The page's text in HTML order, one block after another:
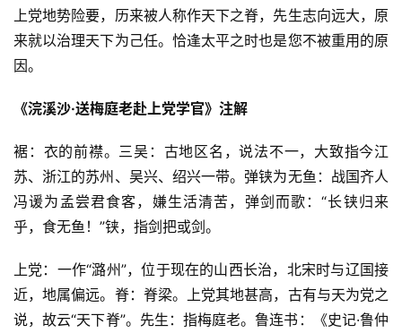
上党地势险要，历来被人称作天下之脊，先生志向远大，原
来就以治理天下为己任。恰逢太平之时也是您不被重用的原
因。
《浣溪沙·送梅庭老赴上党学官》注解
裾：衣的前襟。三吴：古地区名，说法不一，大致指今江
苏、浙江的苏州、吴兴、绍兴一带。弹铗为无鱼：战国齐人
冯谖为孟尝君食客，嫌生活清苦，弹剑而歌：“长铗归来
乎，食无鱼！”铗，指剑把或剑。
上党：一作“潞州”，位于现在的山西长治，北宋时与辽国接
近，地属偏远。脊：脊梁。上党其地甚高，古有与天为党之
说，故云“天下脊”。先生：指梅庭老。鲁连书：《史记·鲁仲